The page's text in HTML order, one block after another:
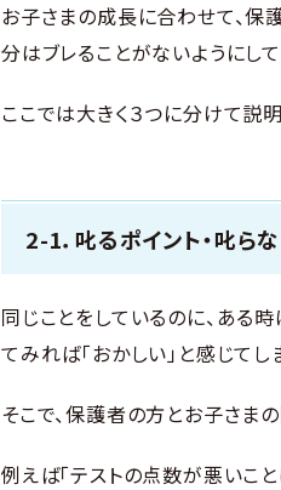
お子さまの成長に合わせて、保
分はブレることがないようにし
ここでは大きく３つに分けて説明
2-1．叱るポイント・叱ら
同じことをしているのに、ある
てみれば「おかしい」と感じてし
そこで、保護者の方とお子さま
例えば「テストの点数が悪いこ